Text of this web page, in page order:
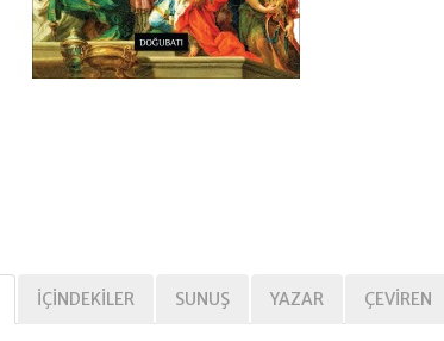
%
30
Adalet
TL
Kavramlar Tarihi Özgürlük
392,00 TL
İÇINDEKILER SUNUŞ YAZAR ÇEVIREN